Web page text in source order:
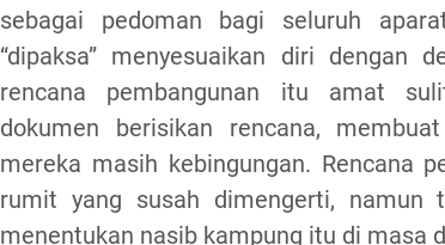
sebagai pedoman bagi seluruh
“dipaksa” menyesuaikan diri dengan
rencana pembangunan itu amat
dokumen berisikan rencana,
mereka masih kebingungan. Rencana
rumit yang susah dimengerti, namun
menentukan nasib kampung itu di masa